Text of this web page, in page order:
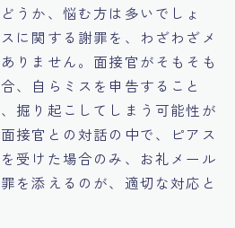
うか、悩む方は多いでしょ
に関する謝罪を、わざわざメ
りません。面接官がそもそも
、自らミスを申告すること
掘り起こしてしまう可能性が
接官との対話の中で、ピアス
受けた場合のみ、お礼メール
を添えるのが、適切な対応と